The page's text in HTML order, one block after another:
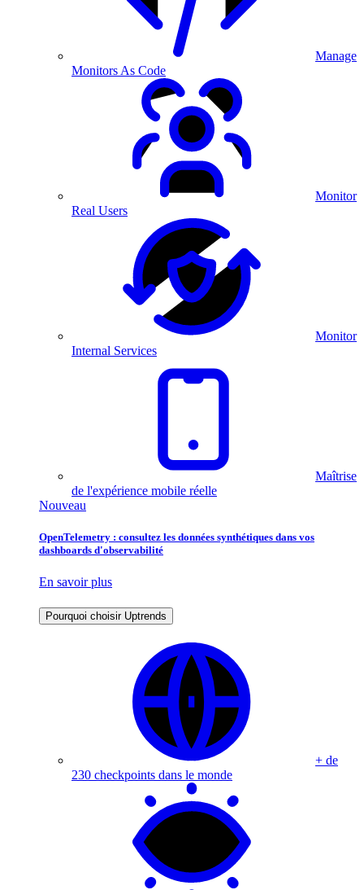
Manage
Monitors As Code
Monitor
Real Users
Monitor
Internal Services
Maîtrise
de l'expérience mobile réelle
Nouveau
OpenTelemetry : consultez les données synthétiques dans vos
dashboards d'observabilité
En savoir plus
Pourquoi choisir Uptrends
+ de
230 checkpoints dans le monde